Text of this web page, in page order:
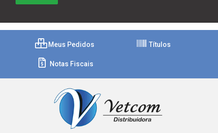
Meus Pedidos Títulos
Notas Fiscais